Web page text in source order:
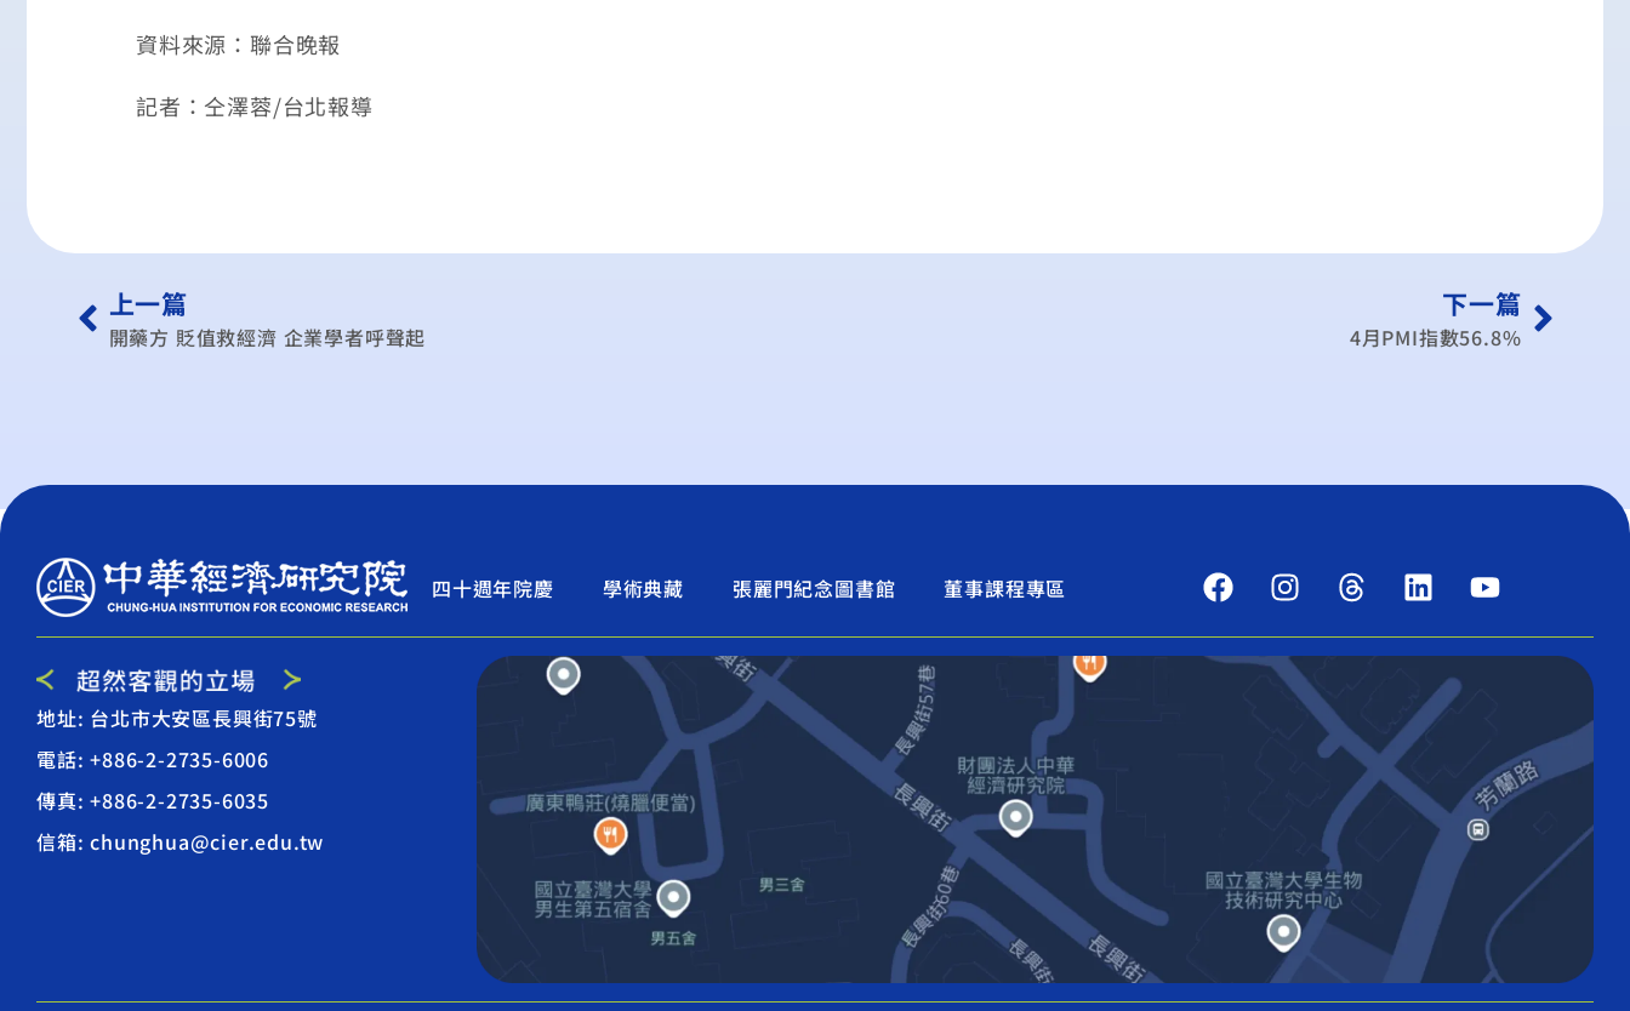
資料來源：聯合晚報
記者：仝澤蓉/台北報導
上一篇
開藥方 貶值救經濟 企業學者呼聲起
下一篇
4月PMI指數56.8%
四十週年院慶 學術典藏 張麗門紀念圖書館 董事課程專區
地址: 台北市大安區長興街75號
電話: +886-2-2735-6006
傳真: +886-2-2735-6035
信箱: chunghua@cier.edu.tw